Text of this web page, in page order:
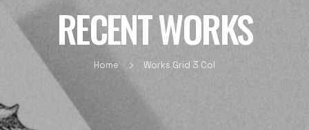
RECENT WORKS
Home Works Grid 3 Col